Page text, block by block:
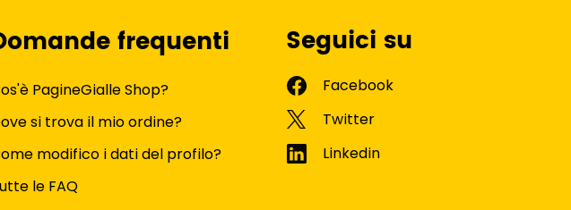
frequenti
PagineGialle Shop?
si trova il mio ordine?
modifico i dati del profilo?
le FAQ
Seguici su